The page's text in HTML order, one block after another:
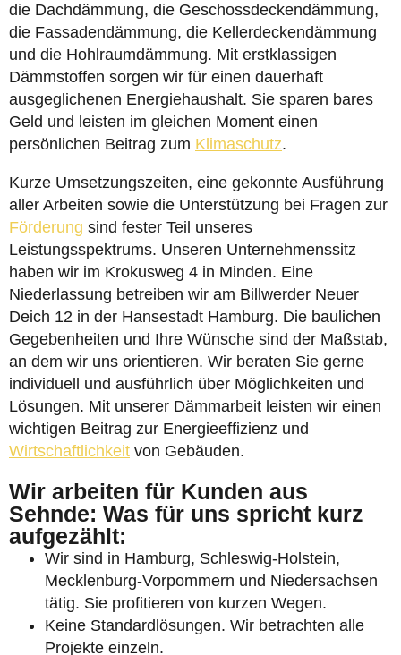
die Dachdämmung, die Geschossdeckendämmung,
die Fassadendämmung, die Kellerdeckendämmung
und die Hohlraumdämmung. Mit erstklassigen
Dämmstoffen sorgen wir für einen dauerhaft
ausgeglichenen Energiehaushalt. Sie sparen bares
Geld und leisten im gleichen Moment einen
persönlichen Beitrag zum Klimaschutz.
Kurze Umsetzungszeiten, eine gekonnte Ausführung
aller Arbeiten sowie die Unterstützung bei Fragen zur
Förderung sind fester Teil unseres
Leistungsspektrums. Unseren Unternehmenssitz
haben wir im Krokusweg 4 in Minden. Eine
Niederlassung betreiben wir am Billwerder Neuer
Deich 12 in der Hansestadt Hamburg. Die baulichen
Gegebenheiten und Ihre Wünsche sind der Maßstab,
an dem wir uns orientieren. Wir beraten Sie gerne
individuell und ausführlich über Möglichkeiten und
Lösungen. Mit unserer Dämmarbeit leisten wir einen
wichtigen Beitrag zur Energieeffizienz und
Wirtschaftlichkeit von Gebäuden.
Wir arbeiten für Kunden aus
Sehnde: Was für uns spricht kurz
aufgezählt:
Wir sind in Hamburg, Schleswig-Holstein,
Mecklenburg-Vorpommern und Niedersachsen
tätig. Sie profitieren von kurzen Wegen.
Keine Standardlösungen. Wir betrachten alle
Projekte einzeln.